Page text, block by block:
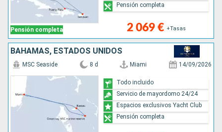
Pensión completa 2 069 € +Tasas
Pensión completa
BAHAMAS, ESTADOS UNIDOS
MSC Seaside 8 d Miami 14/09/2026
Todo incluido
Servicio de mayordomo 24/24
Espacios exclusivos Yacht Club
Pensión completa